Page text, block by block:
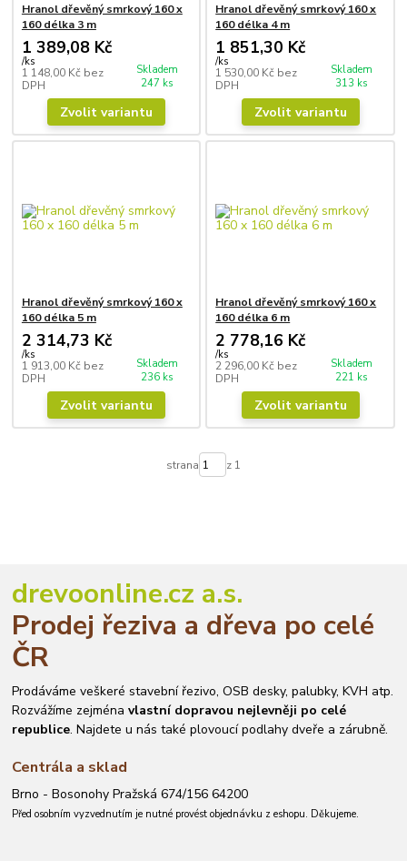
Hranol dřevěný smrkový 160 x
160 délka 3 m
1 389,08 Kč
/ks
1 148,00 Kč bez
DPH
Skladem
247 ks
Zvolit variantu
Hranol dřevěný smrkový 160 x
160 délka 4 m
1 851,30 Kč
/ks
1 530,00 Kč bez
DPH
Skladem
313 ks
Zvolit variantu
Hranol dřevěný smrkový 160 x
160 délka 5 m
2 314,73 Kč
/ks
1 913,00 Kč bez
DPH
Skladem
236 ks
Zvolit variantu
Hranol dřevěný smrkový 160 x
160 délka 6 m
2 778,16 Kč
/ks
2 296,00 Kč bez
DPH
Skladem
221 ks
Zvolit variantu
strana z 1
drevoonline.cz a.s.
Prodej řeziva a dřeva po celé
ČR
Prodáváme veškeré stavební řezivo, OSB desky, palubky, KVH atp.
Rozvážíme zejménavlastní dopravou nejlevněji po celé
republice. Najdete u nás také plovoucí podlahy dveře a zárubně.
Centrála a sklad
Brno - Bosonohy Pražská 674/156 64200
Před osobním vyzvednutím je nutné provést objednávku z eshopu. Děkujeme.